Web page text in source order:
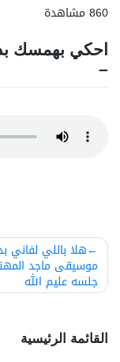
860 مشاهدة
احكي بهمسك
تصفّح
المقالات
هلا باللي لفاني
موسيقى ماجد
جلسه عليم الله
القائمة الرئيسية